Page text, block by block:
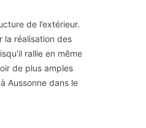
de l’extérieur.
la réalisation des
rallie en même
de plus amples
Aussonne dans le